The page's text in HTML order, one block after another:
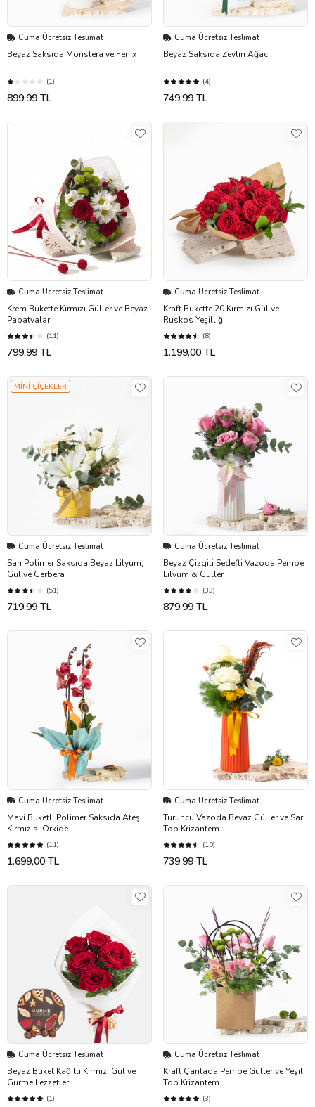
Cuma Ücretsiz Teslimat
Beyaz Saksıda Monstera ve Fenix
(1)
899,99 TL
Cuma Ücretsiz Teslimat
Beyaz Saksıda Zeytin Ağacı
(4)
749,99 TL
Cuma Ücretsiz Teslimat
Krem Bukette Kırmızı Güller ve Beyaz
Papatyalar
(11)
799,99 TL
Cuma Ücretsiz Teslimat
Kraft Bukette 20 Kırmızı Gül ve
Ruskos Yeşilliği
(8)
1.199,00 TL
MİNİ ÇİÇEKLER
Cuma Ücretsiz Teslimat
Sarı Polimer Saksıda Beyaz Lilyum,
Gül ve Gerbera
(51)
719,99 TL
Cuma Ücretsiz Teslimat
Beyaz Çizgili Sedefli Vazoda Pembe
Lilyum & Güller
(33)
879,99 TL
Cuma Ücretsiz Teslimat
Mavi Buketli Polimer Saksıda Ateş
Kırmızısı Orkide
(11)
1.699,00 TL
Cuma Ücretsiz Teslimat
Turuncu Vazoda Beyaz Güller ve Sarı
Top Krizantem
(10)
739,99 TL
Cuma Ücretsiz Teslimat
Beyaz Buket Kağıtlı Kırmızı Gül ve
Gurme Lezzetler
(1)
Cuma Ücretsiz Teslimat
Kraft Çantada Pembe Güller ve Yeşil
Top Krizantem
(3)